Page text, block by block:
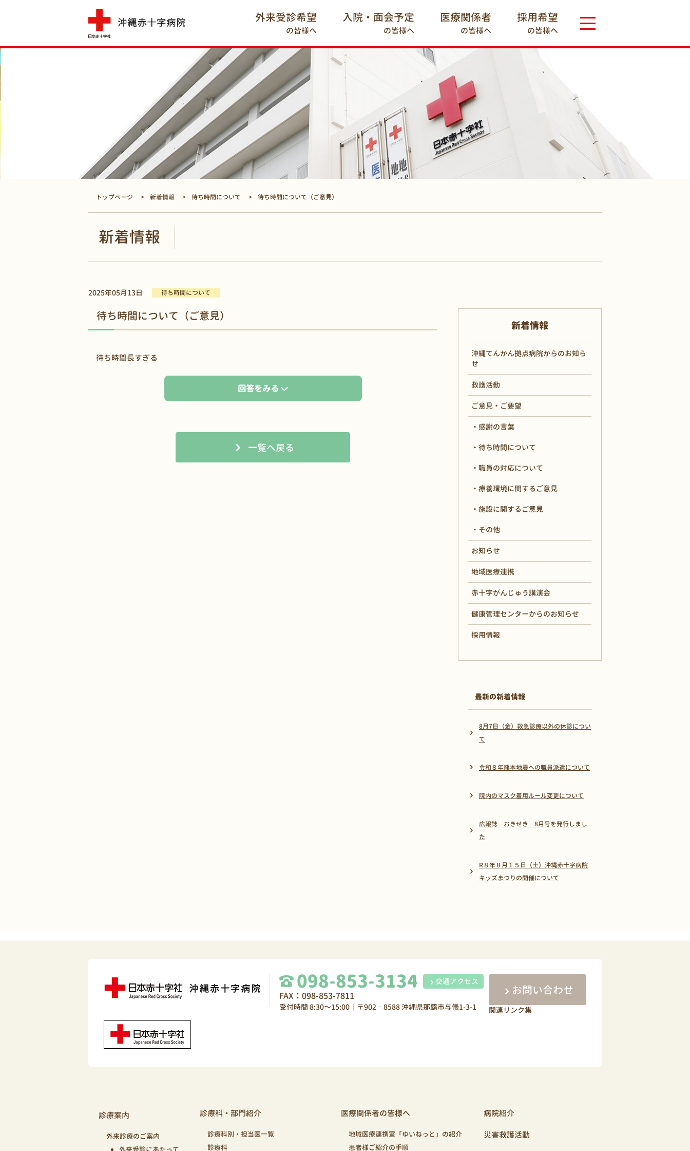
外来受診希望
の皆様へ
入院・面会予定
の皆様へ
医療関係者
の皆様へ
採用希望
の皆様へ
トップページ 新着情報 待ち時間について 待ち時間について（ご意見）
新着情報
2025年05月13日 待ち時間について
待ち時間について（ご意見）
待ち時間長すぎる
回答をみる
一覧へ戻る
新着情報
沖縄てんかん拠点病院からのお知ら
せ
救護活動
ご意見・ご要望
感謝の言葉
待ち時間について
職員の対応について
療養環境に関するご意見
施設に関するご意見
その他
お知らせ
地域医療連携
赤十字がんじゅう講演会
健康管理センターからのお知らせ
採用情報
最新の新着情報
8月7日（金）救急診療以外の休診につい
て
令和８年熊本地震への職員派遣について
院内のマスク着用ルール変更について
広報誌 おきせき 8月号を発行しまし
た
R８年８月１５日（土）沖縄赤十字病院
キッズまつりの開催について
098-853-3134
FAX：098-853-7811
交通アクセス
受付時間 8:30～15:00｜〒902‐8588 沖縄県那覇市与儀1-3-1
お問い合わせ
関連リンク集
診療案内
外来診療のご案内
診療科・部門紹介
診療科別・担当医一覧
診療科
医療関係者の皆様へ
地域医療連携室「ゆいねっと」の紹介
患者様ご紹介の手順
病院紹介
災害救護活動